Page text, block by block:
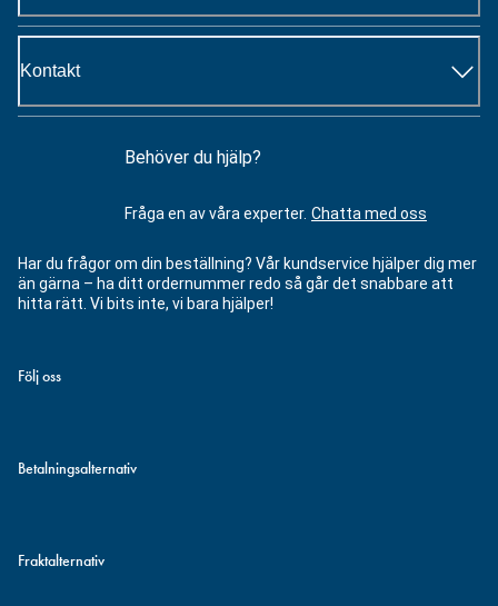
Kontakt
Behöver du hjälp?
Fråga en av våra experter. Chatta med oss
Har du frågor om din beställning? Vår kundservice hjälper dig mer
än gärna – ha ditt ordernummer redo så går det snabbare att
hitta rätt. Vi bits inte, vi bara hjälper!
Följ oss
Betalningsalternativ
Fraktalternativ